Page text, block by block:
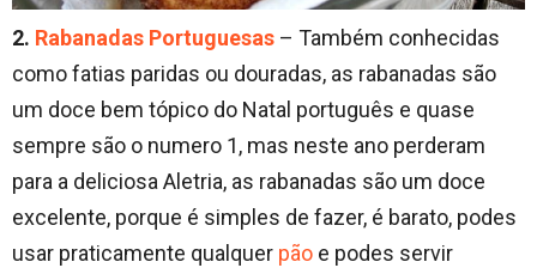
2. Rabanadas Portuguesas – Também conhecidas
como fatias paridas ou douradas, as rabanadas são
um doce bem tópico do Natal português e quase
sempre são o numero 1, mas neste ano perderam
para a deliciosa Aletria, as rabanadas são um doce
excelente, porque é simples de fazer, é barato, podes
usar praticamente qualquer pão e podes servir